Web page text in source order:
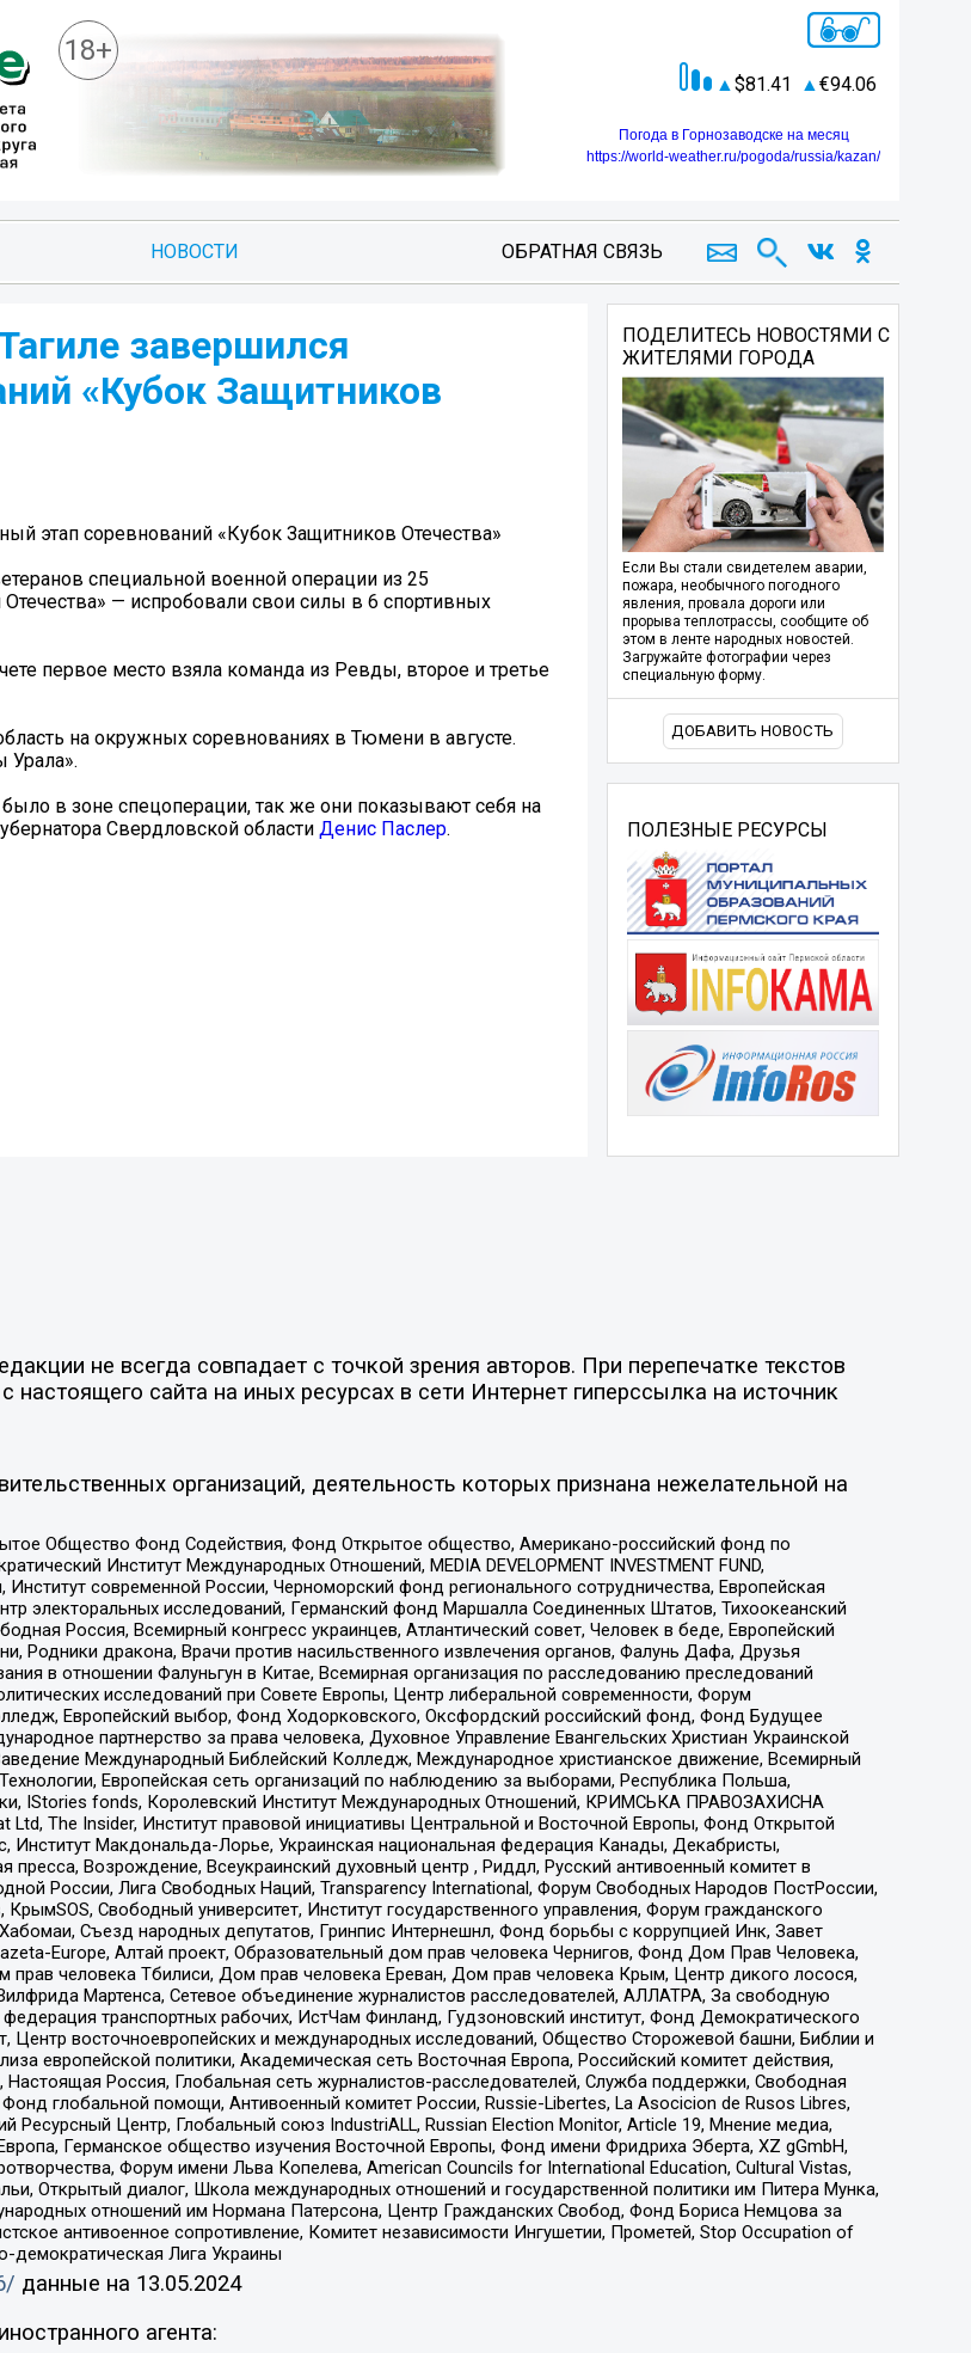
18+
81.41 94.06
Погода в Горнозаводске на месяц
https://world-weather.ru/pogoda/russia/kazan/
НОВОСТИ ОБРАТНАЯ СВЯЗЬ
завершился
«Кубок Защитников
этап соревнований «Кубок Защитников Отечества»
специальной военной операции из 25
— испробовали свои силы в 6 спортивных
первое место взяла команда из Ревды, второе и третье
на окружных соревнованиях в Тюмени в августе.
Урала».
в зоне спецоперации, так же они показывают себя на
Свердловской области Денис Паслер.
ПОДЕЛИТЕСЬ НОВОСТЯМИ С
ЖИТЕЛЯМИ ГОРОДА
Если Вы стали свидетелем аварии,
пожара, необычного погодного
явления, провала дороги или
прорыва теплотрассы, сообщите об
этом в ленте народных новостей.
Загружайте фотографии через
специальную форму.
ДОБАВИТЬ НОВОСТЬ
ПОЛЕЗНЫЕ РЕСУРСЫ
не всегда совпадает с точкой зрения авторов. При перепечатке текстов
сайта на иных ресурсах в сети Интернет гиперссылка на источник
организаций, деятельность которых признана нежелательной на
Общество Фонд Содействия, Фонд Открытое общество, Американо-российский фонд по
Институт Международных Отношений, MEDIA DEVELOPMENT INVESTMENT FUND,
современной России, Черноморский фонд регионального сотрудничества, Европейская
электоральных исследований, Германский фонд Маршалла Соединенных Штатов, Тихоокеанский
Россия, Всемирный конгресс украинцев, Атлантический совет, Человек в беде, Европейский
дракона, Врачи против насильственного извлечения органов, Фалунь Дафа, Друзья
в отношении Фалуньгун в Китае, Всемирная организация по расследованию преследований
исследований при Совете Европы, Центр либеральной современности, Форум
Европейский выбор, Фонд Ходорковского, Оксфордский российский фонд, Фонд Будущее
партнерство за права человека, Духовное Управление Евангельских Христиан Украинской
Международный Библейский Колледж, Международное христианское движение, Всемирный
Европейская сеть организаций по наблюдению за выборами, Республика Польша,
IStories fonds, Королевский Институт Международных Отношений, КРИМСЬКА ПРАВОЗАХИСНА
The Insider, Институт правовой инициативы Центральной и Восточной Европы, Фонд Открытой
Институт Макдональда-Лорье, Украинская национальная федерация Канады, Декабристы,
Возрождение, Всеукраинский духовный центр , Риддл, Русский антивоенный комитет в
России, Лига Свободных Наций, Transparеncy International, Форум Свободных Народов ПостРоссии,
Свободный университет, Институт государственного управления, Форум гражданского
Съезд народных депутатов, Гринпис Интернешнл, Фонд борьбы с коррупцией Инк, Завет
Europe, Алтай проект, Образовательный дом прав человека Чернигов, Фонд Дом Прав Человека,
человека Тбилиси, Дом прав человека Ереван, Дом прав человека Крым, Центр дикого лосося,
Мартенса, Сетевое объединение журналистов расследователей, АЛЛАТРА, За свободную
транспортных рабочих, ИстЧам Финланд, Гудзоновский институт, Фонд Демократического
Центр восточноевропейских и международных исследований, Общество Сторожевой башни, Библии и
европейской политики, Академическая сеть Восточная Европа, Российский комитет действия,
Россия, Глобальная сеть журналистов-расследователей, Служба поддержки, Свободная
глобальной помощи, Антивоенный комитет России, Russie-Libertes, La Asocicion de Rusos Libres,
Ресурсный Центр, Глобальный союз IndustriALL, Russian Election Monitor, Article 19, Мнение медиа,
Германское общество изучения Восточной Европы, Фонд имени Фридриха Эберта, XZ gGmbH,
Форум имени Льва Копелева, American Councils for International Education, Cultural Vistas,
Открытый диалог, Школа международных отношений и государственной политики им Питера Мунка,
отношений им Нормана Патерсона, Центр Гражданских Свобод, Фонд Бориса Немцова за
антивоенное сопротивление, Комитет независимости Ингушетии, Прометей, Stop Occupation of
Лига Украины
данные на 13.05.2024
агента: